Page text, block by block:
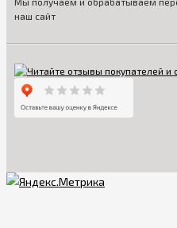
наш сайт